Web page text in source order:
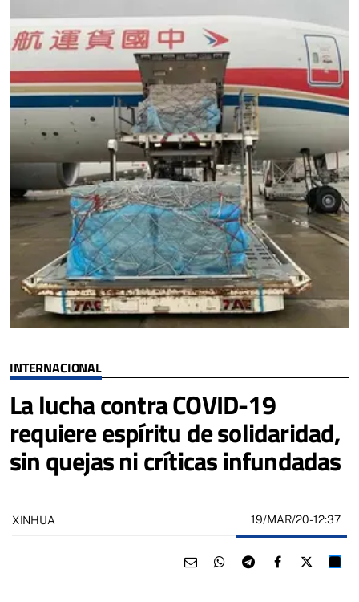
INTERNACIONAL
La lucha contra COVID-19
requiere espíritu de solidaridad,
sin quejas ni críticas infundadas
XINHUA 19/MAR/20- 12:37